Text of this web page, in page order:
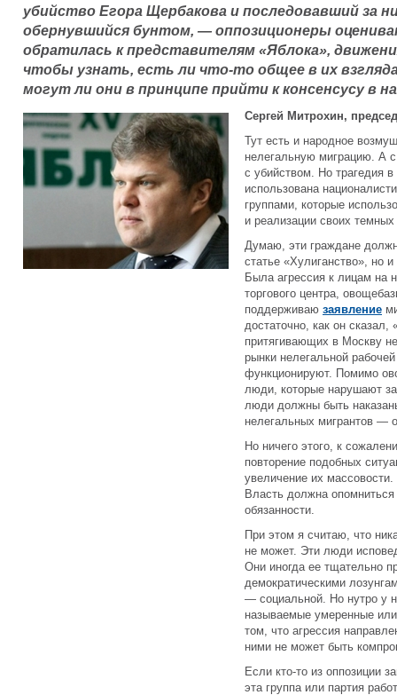
убийство Егора Щербакова и последовавший за
обернувшийся бунтом, — оппозиционеры
обратилась к представителям «Яблока»,
чтобы узнать, есть ли что-то общее в их
могут ли они в принципе прийти к консенсусу в
Сергей Митрохин,
Тут есть и народное
нелегальную миграцию. А
с убийством. Но трагедия
использована
группами, которые
и реализации своих темных
Думаю, эти граждане
статье «Хулиганство», но
Была агрессия к лицам на
торгового центра,
поддерживаю заявление
достаточно, как он
притягивающих в Москву
рынки нелегальной
функционируют. Помимо
люди, которые нарушают
люди должны быть
нелегальных мигрантов —
Но ничего этого, к
повторение подобных
увеличение их
Власть должна
обязанности.
При этом я считаю, что
не может. Эти люди
Они иногда ее тщательно
демократическими
— социальной. Но нутро у
называемые умеренные
том, что агрессия
ними не может быть
Если кто-то из оппозиции
эта группа или партия